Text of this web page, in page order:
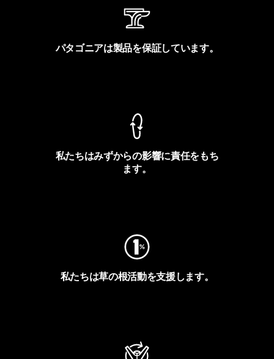
パタゴニアは製品を保証しています。
私たちはみずからの影響に責任をもち
ます。
私たちは草の根活動を支援します。